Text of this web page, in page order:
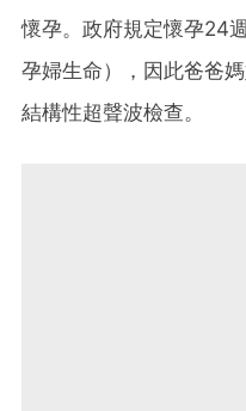
懷孕。政府規定懷孕24
孕婦生命），因此爸爸
結構性超聲波檢查。